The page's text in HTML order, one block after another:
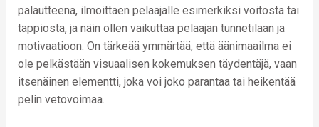
palautteena, ilmoittaen pelaajalle esimerkiksi voitosta tai
tappiosta, ja näin ollen vaikuttaa pelaajan tunnetilaan ja
motivaatioon. On tärkeää ymmärtää, että äänimaailma ei
ole pelkästään visuaalisen kokemuksen täydentäjä, vaan
itsenäinen elementti, joka voi joko parantaa tai heikentää
pelin vetovoimaa.